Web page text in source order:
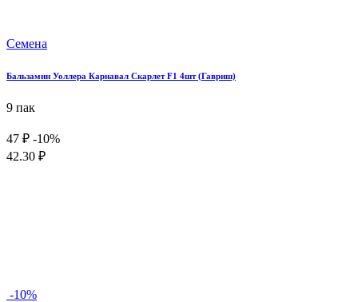
Семена
Бальзамин Уоллера Карнавал Скарлет F1 4шт (Гавриш)
9 пак
47 ₽ -10%
42.30 ₽
-10%